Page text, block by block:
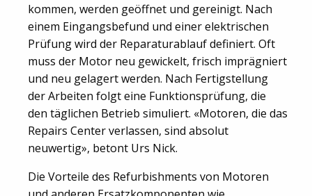
kommen, werden geöffnet und gereinigt. Nach
einem Eingangsbefund und einer elektrischen
Prüfung wird der Reparaturablauf definiert. Oft
muss der Motor neu gewickelt, frisch imprägniert
und neu gelagert werden. Nach Fertigstellung
der Arbeiten folgt eine Funktionsprüfung, die
den täglichen Betrieb simuliert. «Motoren, die das
Repairs Center verlassen, sind absolut
neuwertig», betont Urs Nick.
Die Vorteile des Refurbishments von Motoren